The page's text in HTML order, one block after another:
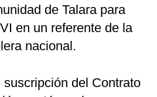
de Talara para
en un referente de la
nacional.
del Contrato